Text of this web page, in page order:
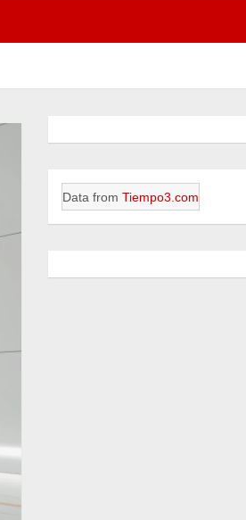
Data fromTiempo3.com